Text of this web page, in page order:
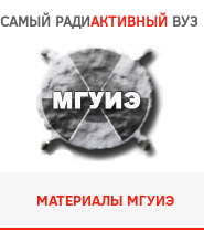
САМЫЙ РАДИАКТИВНЫЙ ВУЗ
МАТЕРИАЛЫ МГУИЭ